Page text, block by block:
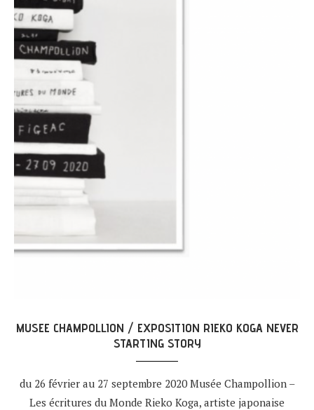
MUSEE CHAMPOLLION / EXPOSITION RIEKO KOGA NEVER
STARTING STORY
du 26 février au 27 septembre 2020 Musée Champollion –
Les écritures du Monde Rieko Koga, artiste japonaise